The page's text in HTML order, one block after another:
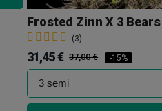
Frosted Zinn X 3
(3)
31,45 € 37,00 € -15%